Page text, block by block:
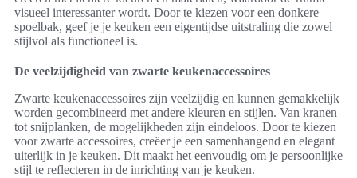
visueel interessanter wordt. Door te kiezen voor een donkere
spoelbak, geef je je keuken een eigentijdse uitstraling die zowel
stijlvol als functioneel is.
De veelzijdigheid van zwarte keukenaccessoires
Zwarte keukenaccessoires zijn veelzijdig en kunnen gemakkelijk
worden gecombineerd met andere kleuren en stijlen. Van kranen
tot snijplanken, de mogelijkheden zijn eindeloos. Door te kiezen
voor zwarte accessoires, creëer je een samenhangend en elegant
uiterlijk in je keuken. Dit maakt het eenvoudig om je persoonlijke
stijl te reflecteren in de inrichting van je keuken.